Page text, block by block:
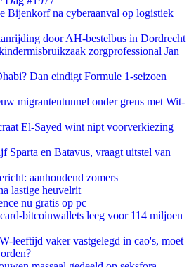
Bijenkorf na cyberaanval op logistiek
door AH-bestelbus in Dordrecht
zorgprofessional Jan
Dan eindigt Formule 1-seizoen
migrantentunnel onder grens met Wit-
El-Sayed wint nipt voorverkiezing
Sparta en Batavus, vraagt uitstel van
aanhoudend zomers
lastige heuvelrit
nu gratis op pc
bitcoinwallets leeg voor 114 miljoen
leeftijd vaker vastgelegd in cao's, moet